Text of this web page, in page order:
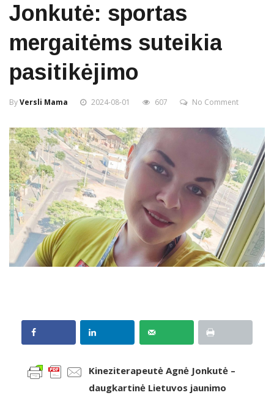
Jonkutė: sportas
mergaitėms suteikia
pasitikėjimo
ByVersli Mama 2024-08-01 607 No Comment
Kineziterapeutė Agnė Jonkutė –
daugkartinė Lietuvos jaunimo